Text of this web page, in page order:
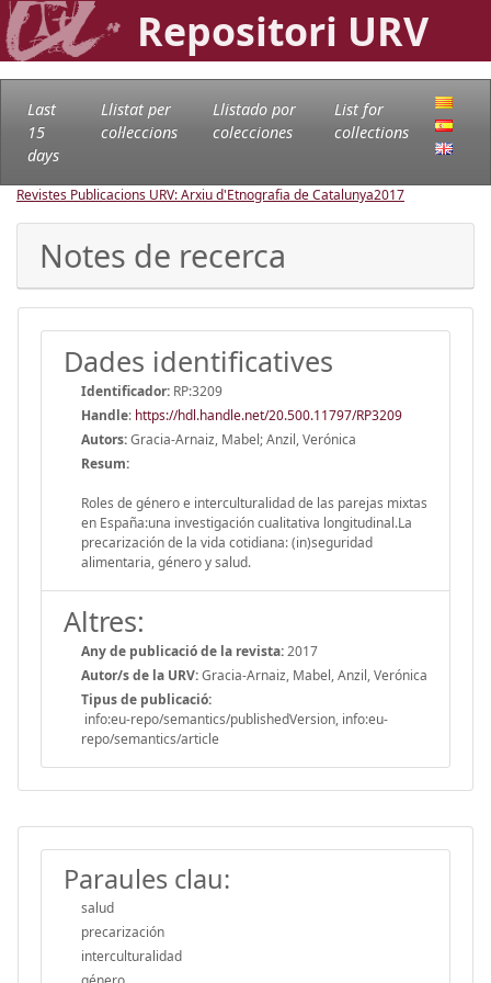
Repositori URV
Last
15
days
Llistat per
col·leccions
Llistado por
colecciones
List for
collections
Revistes Publicacions URV: Arxiu d'Etnografia de Catalunya2017
Notes de recerca
Dades identificatives
Identificador: RP:3209
Handle: https://hdl.handle.net/20.500.11797/RP3209
Autors:Gracia-Arnaiz, Mabel; Anzil, Verónica
Resum:
Roles de género e interculturalidad de las parejas mixtas
en España:una investigación cualitativa longitudinal.La
precarización de la vida cotidiana: (in)seguridad
alimentaria, género y salud.
Altres:
Any de publicació de la revista:2017
Autor/s de la URV:Gracia-Arnaiz, Mabel, Anzil, Verónica
Tipus de publicació:
info:eu-repo/semantics/publishedVersion, info:eu-
repo/semantics/article
Paraules clau:
salud
precarización
interculturalidad